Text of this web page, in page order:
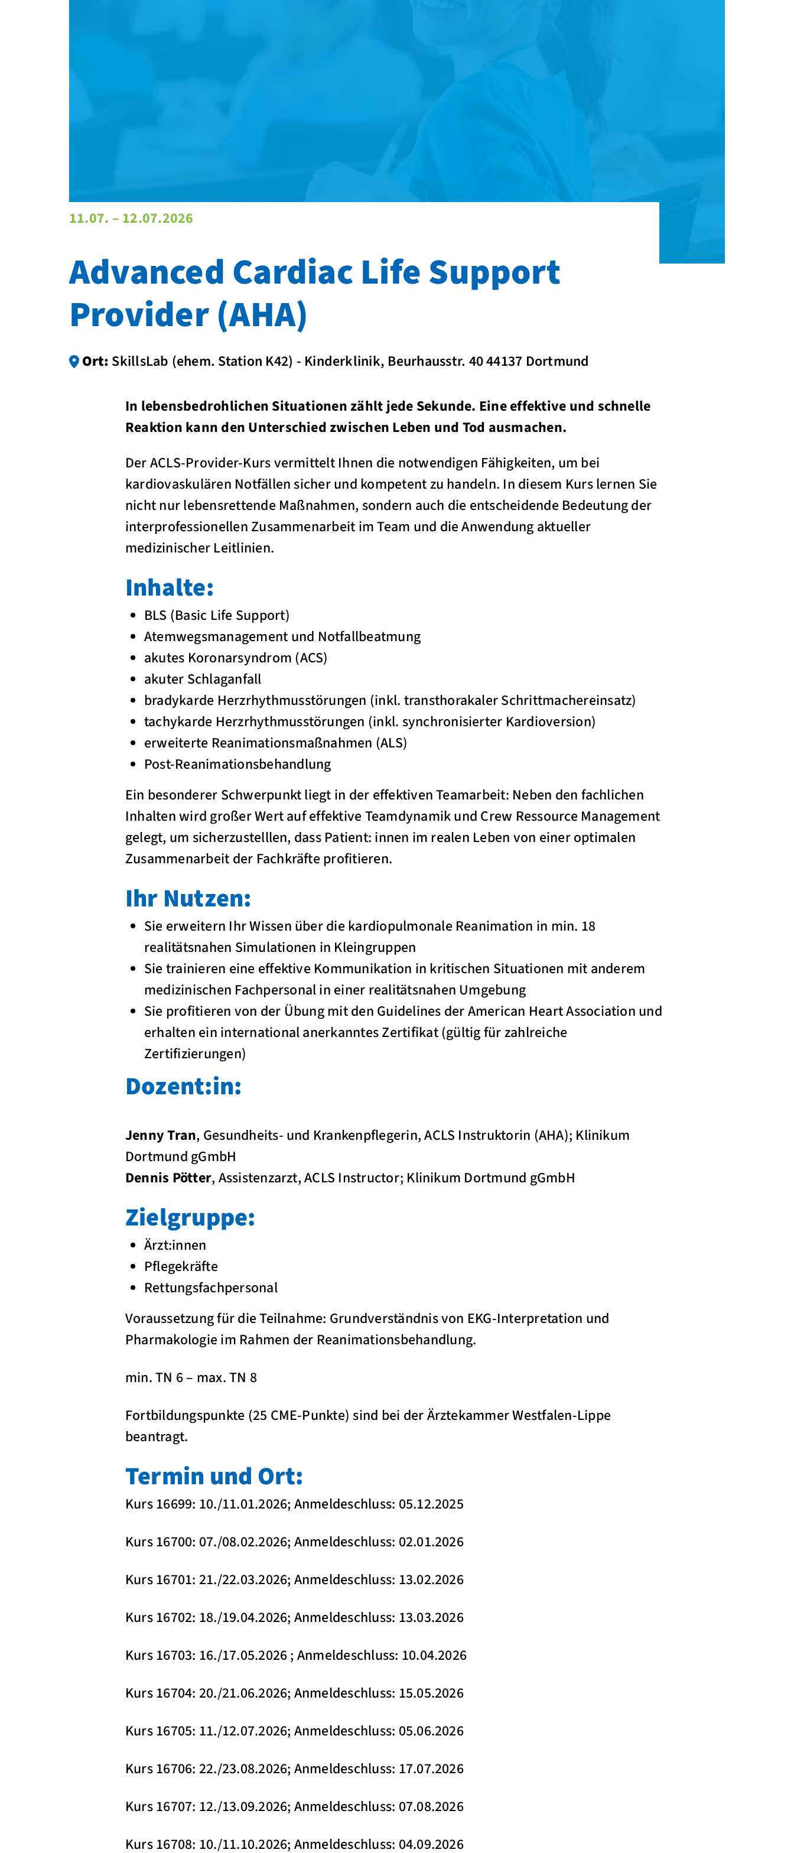
11.07. – 12.07.2026
Advanced Cardiac Life Support
Provider (AHA)
Ort: SkillsLab (ehem. Station K42) - Kinderklinik, Beurhausstr. 40 44137 Dortmund
In lebensbedrohlichen Situationen zählt jede Sekunde. Eine effektive und schnelle
Reaktion kann den Unterschied zwischen Leben und Tod ausmachen.
Der ACLS-Provider-Kurs vermittelt Ihnen die notwendigen Fähigkeiten, um bei
kardiovaskulären Notfällen sicher und kompetent zu handeln. In diesem Kurs lernen Sie
nicht nur lebensrettende Maßnahmen, sondern auch die entscheidende Bedeutung der
interprofessionellen Zusammenarbeit im Team und die Anwendung aktueller
medizinischer Leitlinien.
Inhalte:
BLS (Basic Life Support)
Atemwegsmanagement und Notfallbeatmung
akutes Koronarsyndrom (ACS)
akuter Schlaganfall
bradykarde Herzrhythmusstörungen (inkl. transthorakaler Schrittmachereinsatz)
tachykarde Herzrhythmusstörungen (inkl. synchronisierter Kardioversion)
erweiterte Reanimationsmaßnahmen (ALS)
Post-Reanimationsbehandlung
Ein besonderer Schwerpunkt liegt in der effektiven Teamarbeit: Neben den fachlichen
Inhalten wird großer Wert auf effektive Teamdynamik und Crew Ressource Management
gelegt, um sicherzustelllen, dass Patient: innen im realen Leben von einer optimalen
Zusammenarbeit der Fachkräfte profitieren.
Ihr Nutzen:
Sie erweitern Ihr Wissen über die kardiopulmonale Reanimation in min. 18
realitätsnahen Simulationen in Kleingruppen
Sie trainieren eine effektive Kommunikation in kritischen Situationen mit anderem
medizinischen Fachpersonal in einer realitätsnahen Umgebung
Sie profitieren von der Übung mit den Guidelines der American Heart Association und
erhalten ein international anerkanntes Zertifikat (gültig für zahlreiche
Zertifizierungen)
Dozent:in:
Jenny Tran, Gesundheits- und Krankenpflegerin, ACLS Instruktorin (AHA); Klinikum
Dortmund gGmbH
Dennis Pötter, Assistenzarzt, ACLS Instructor; Klinikum Dortmund gGmbH
Zielgruppe:
Ärzt:innen
Pflegekräfte
Rettungsfachpersonal
Voraussetzung für die Teilnahme: Grundverständnis von EKG-Interpretation und
Pharmakologie im Rahmen der Reanimationsbehandlung.
min. TN 6 – max. TN 8
Fortbildungspunkte (25 CME-Punkte) sind bei der Ärztekammer Westfalen-Lippe
beantragt.
Termin und Ort:
Kurs 16699: 10./11.01.2026; Anmeldeschluss: 05.12.2025
Kurs 16700: 07./08.02.2026; Anmeldeschluss: 02.01.2026
Kurs 16701: 21./22.03.2026; Anmeldeschluss: 13.02.2026
Kurs 16702: 18./19.04.2026; Anmeldeschluss: 13.03.2026
Kurs 16703: 16./17.05.2026 ; Anmeldeschluss: 10.04.2026
Kurs 16704: 20./21.06.2026; Anmeldeschluss: 15.05.2026
Kurs 16705: 11./12.07.2026; Anmeldeschluss: 05.06.2026
Kurs 16706: 22./23.08.2026; Anmeldeschluss: 17.07.2026
Kurs 16707: 12./13.09.2026; Anmeldeschluss: 07.08.2026
Kurs 16708: 10./11.10.2026; Anmeldeschluss: 04.09.2026